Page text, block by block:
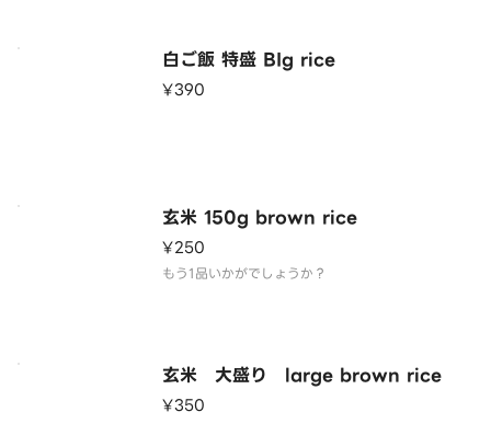
白ご飯 特盛 BIg rice
¥390
玄米 150g brown rice
¥250
もう1品いかがでしょうか？
玄米 大盛り large brown rice
¥350